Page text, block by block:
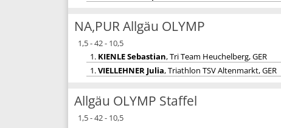
NA,PUR Allgäu OLYMP
1,5 - 42 - 10,5
1. KIENLE Sebastian, Tri Team Heuchelberg, GER
1.VIELLEHNER Julia, Triathlon TSV Altenmarkt, GER
Allgäu OLYMP Staffel
1,5 - 42 - 10,5